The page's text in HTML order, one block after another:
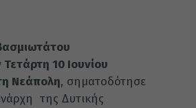
Τετάρτη 10 Ιουνίου
Νεάπολη, σηματοδότησε
της Δυτικής